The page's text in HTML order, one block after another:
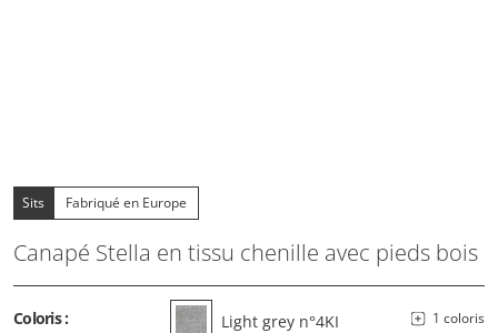
Sits Fabriqué en Europe
Canapé Stella en tissu chenille avec pieds bois
Coloris : Light grey n°4KI 1 coloris